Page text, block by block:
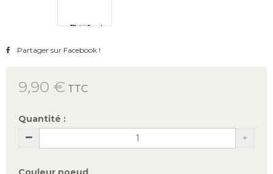
Partager sur Facebook !
9,90 € TTC
Quantité :